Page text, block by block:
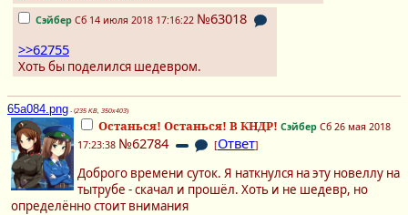
Сэйбер Сб 14 июля 2018 17:16:22 №63018
>>62755
Хоть бы поделился шедевром.
65a084.png - (235 KB, 350x403)
Останься! Останься! В КНДР! Сэйбер Сб 26 мая 2018
17:23:38 №62784 [Ответ]
Доброго времени суток. Я наткнулся на эту новеллу на
тытрубе - скачал и прошёл. Хоть и не шедевр, но
определённо стоит внимания